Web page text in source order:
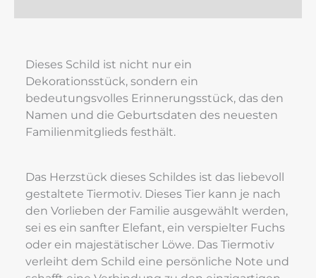
Dieses Schild ist nicht nur ein
Dekorationsstück, sondern ein
bedeutungsvolles Erinnerungsstück, das den
Namen und die Geburtsdaten des neuesten
Familienmitglieds festhält.
Das Herzstück dieses Schildes ist das liebevoll
gestaltete Tiermotiv. Dieses Tier kann je nach
den Vorlieben der Familie ausgewählt werden,
sei es ein sanfter Elefant, ein verspielter Fuchs
oder ein majestätischer Löwe. Das Tiermotiv
verleiht dem Schild eine persönliche Note und